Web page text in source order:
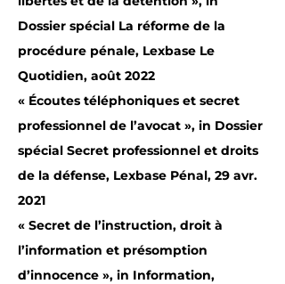
Dossier spécial La réforme de la
procédure pénale, Lexbase Le
Quotidien, août 2022
« Écoutes téléphoniques et secret
professionnel de l’avocat », in Dossier
spécial Secret professionnel et droits
de la défense, Lexbase Pénal, 29 avr.
2021
« Secret de l’instruction, droit à
l’information et présomption
d’innocence », in Information,